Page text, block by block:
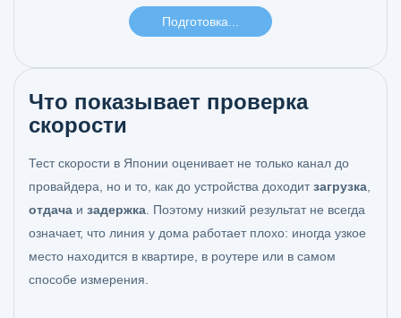
Что показывает проверка
скорости
Тест скорости в Японии оценивает не только канал до
провайдера, но и то, как до устройства доходитзагрузка
отдача и задержка . Поэтому низкий результат не всегда
означает, что линия у дома работает плохо: иногда узкое
место находится в квартире, в роутере или в самом
способе измерения.